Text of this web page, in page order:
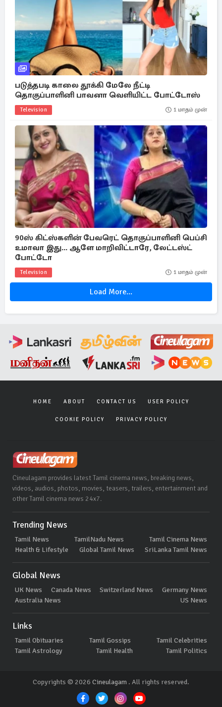
படுத்தபடி காலை தூக்கி மேலே நீட்டி
தொகுப்பாளினி பாவனா வெளியிட்ட போட்டோஸ்
Television 1 மாதம் முன்
90ஸ் கிட்ஸ்களின் பேவரெட் தொகுப்பாளினி பெப்சி
உமாவா இது... ஆளே மாறிவிட்டாரே, லேட்டஸ்ட்
போட்டோ
Television 1 மாதம் முன்
Load More...
HOME ABOUT CONTACT US USER POLICY
COOKIE POLICY PRIVACY POLICY
Cineulagam provides latest Tamil cinema news, breaking news,
videos, audios, photos, movies, teasers, trailers, entertainment and
other Tamil cinema news 24x7.
Trending News
Tamil News TamilNadu News
Tamil Cinema News
Health & Lifestyle
Global Tamil News SriLanka Tamil News
Global News
UK News Canada News Switzerland News
Germany News
Australia News
US News
Links
Tamil Obituaries Tamil Gossips
Tamil Celebrities
Tamil Astrology
Tamil Health Tamil Politics
Copyrights © 2026 Cineulagam . All rights reserved.